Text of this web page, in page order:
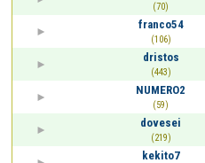
(70)
franco54
(106)
dristos
(443)
NUMERO2
(59)
dovesei
(219)
kekito7